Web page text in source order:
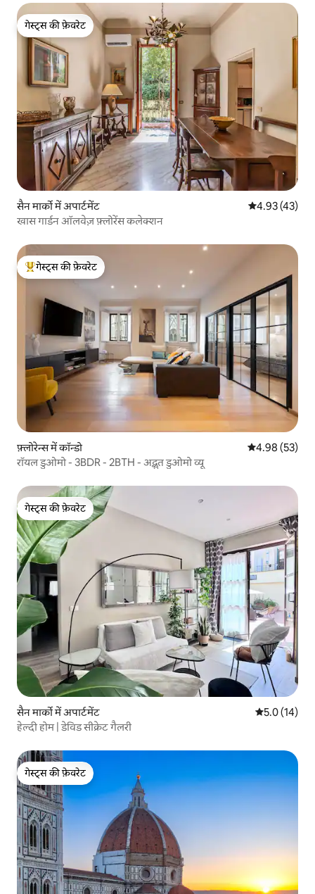
गेस्ट्स की फ़ेवरेट
गेस्ट्स की फ़ेवरेट
सैन मार्को में अपार्टमेंट औसत रेटिंग 5 में
4.93 (43)
खास गार्डन ऑलवेज़ फ़्लोरेंस कलेक्शन
गेस्ट्स का टॉप फ़ेवरेट
गेस्ट्स की फ़ेवरेट
फ़्लोरेन्स में कॉन्डो औसत रेटिंग 5 में
4.98 (53)
रॉयल डुओमो - 3BDR - 2BTH - अद्भुत डुओमो व्यू
गेस्ट्स की फ़ेवरेट
गेस्ट्स की फ़ेवरेट
सैन मार्को में अपार्टमेंट औसत रेटिंग 5
5.0 (14)
हेल्दी होम | डेविड सीक्रेट गैलरी
गेस्ट्स की फ़ेवरेट
गेस्ट्स की फ़ेवरेट